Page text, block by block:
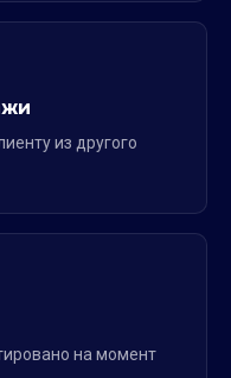
из другого
на момент